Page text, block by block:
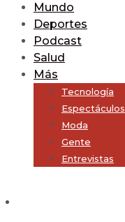
Mundo
Deportes
Podcast
Salud
Más
Tecnología
Espectáculos
Moda
Gente
Entrevistas